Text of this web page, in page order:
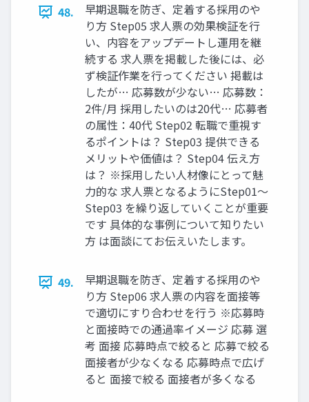
48.
早期退職を防ぎ、定着する採⽤のや
り⽅ Step05 求⼈票の効果検証を⾏
い、内容をアップデートし運⽤を継
続する 求⼈票を掲載した後には、必
ず検証作業を⾏ってください 掲載は
したが… 応募数が少ない… 応募数：
2件/⽉ 採⽤したいのは20代… 応募者
の属性：40代 Step02 転職で重視す
るポイントは？ Step03 提供できる
メリットや価値は？ Step04 伝え⽅
は？ ※採⽤したい⼈材像にとって魅
⼒的な 求⼈票となるようにStep01〜
Step03 を繰り返していくことが重要
です 具体的な事例について知りたい
⽅ は⾯談にてお伝えいたします。
49.
早期退職を防ぎ、定着する採⽤のや
り⽅ Step06 求⼈票の内容を⾯接等
で適切にすり合わせを⾏う ※応募時
と⾯接時での通過率イメージ 応募 選
考 ⾯接 応募時点で絞ると 応募で絞る
⾯接者が少なくなる 応募時点で広げ
ると ⾯接で絞る ⾯接者が多くなる